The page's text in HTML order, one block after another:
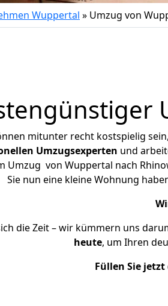
Wuppertal » Umzug von
mitunter recht kostspielig
Umzugsexperten und
Umzug von Wuppertal nach
Sie nun eine kleine Wohnung
die Zeit – wir kümmern uns
heute, um Ihren
Füllen Sie